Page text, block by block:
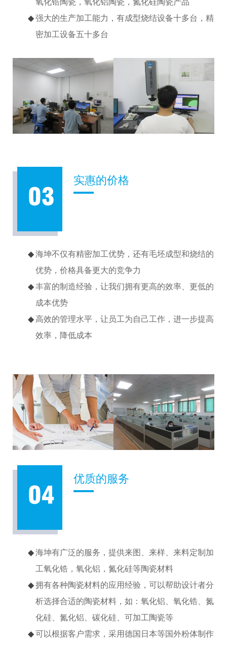
氧化锆陶瓷，氧化铝陶瓷，氮化硅陶瓷产品
强大的生产加工能力，有成型烧结设备十多台，精
密加工设备五十多台
实惠的价格
海坤不仅有精密加工优势，还有毛坯成型和烧结的
优势，价格具备更大的竞争力
丰富的制造经验，让我们拥有更高的效率、更低的
成本优势
高效的管理水平，让员工为自己工作，进一步提高
效率，降低成本
优质的服务
海坤有广泛的服务，提供来图、来样、来料定制加
工氧化锆，氧化铝，氮化硅等陶瓷材料
拥有各种陶瓷材料的应用经验，可以帮助设计者分
析选择合适的陶瓷材料，如：氧化铝、氧化锆、氮
化硅、氮化铝、碳化硅、可加工陶瓷等
可以根据客户需求，采用德国日本等国外粉体制作